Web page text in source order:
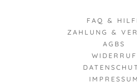
FAQ &
ZAHLUNG &
AGBS
WIDERRUF
IMPRESSUM